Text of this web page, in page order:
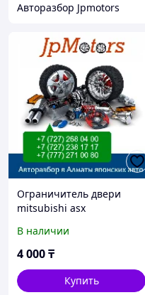
Авторазбор Jpmotors
Ограничитель двери
mitsubishi asx
В наличии
4 000₸
Купить